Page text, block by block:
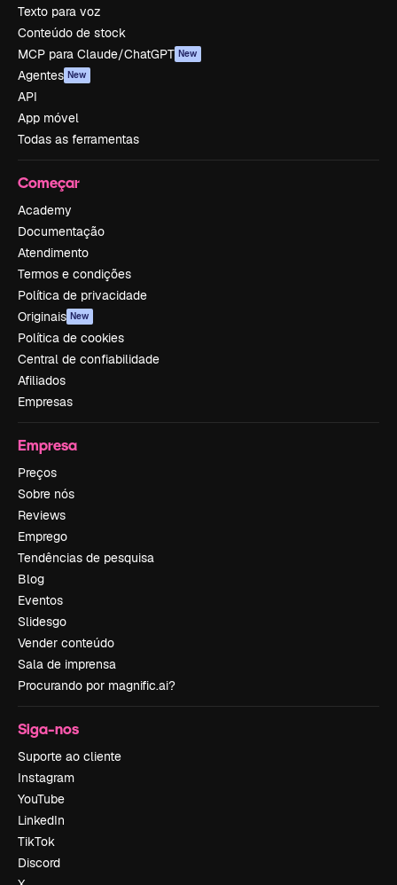
Texto para voz
Conteúdo de stock
MCP para Claude/ChatGPT New
Agentes New
API
App móvel
Todas as ferramentas
Começar
Academy
Documentação
Atendimento
Termos e condições
Política de privacidade
Originais New
Política de cookies
Central de confiabilidade
Afiliados
Empresas
Empresa
Preços
Sobre nós
Reviews
Emprego
Tendências de pesquisa
Blog
Eventos
Slidesgo
Vender conteúdo
Sala de imprensa
Procurando por magnific.ai?
Siga-nos
Suporte ao cliente
Instagram
YouTube
LinkedIn
TikTok
Discord